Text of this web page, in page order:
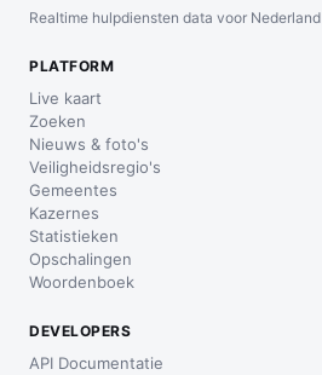
Realtime hulpdiensten data voor Nederland
PLATFORM
Live kaart
Zoeken
Nieuws & foto's
Veiligheidsregio's
Gemeentes
Kazernes
Statistieken
Opschalingen
Woordenboek
DEVELOPERS
API Documentatie